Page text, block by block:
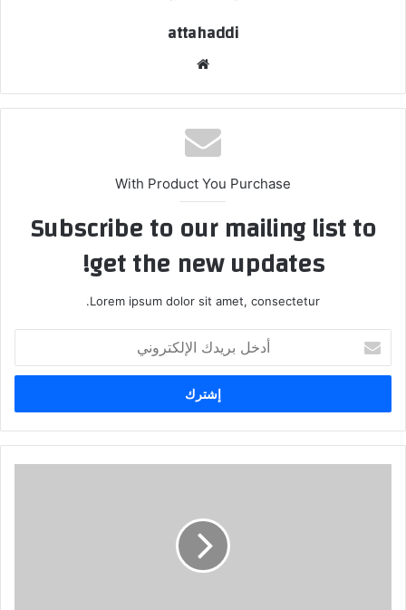
attahaddi
الوي
ب
With Product You Purchase
Subscribe to our mailing list to
get the new updates!
Lorem ipsum dolor sit amet, consectetur.
خ
ب
ر